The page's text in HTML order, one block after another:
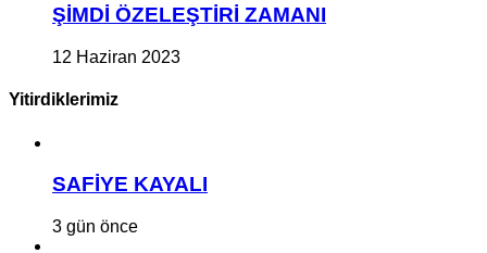
ŞİMDİ ÖZELEŞTİRİ ZAMANI
12 Haziran 2023
Yitirdiklerimiz
SAFİYE KAYALI
3 gün önce